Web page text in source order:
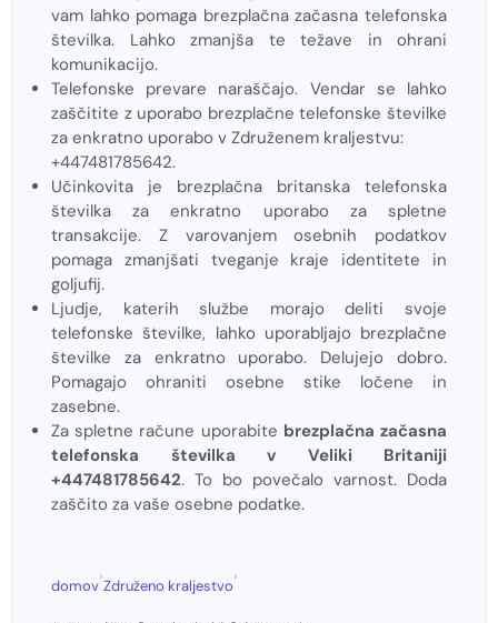
vam lahko pomaga brezplačna začasna telefonska
številka. Lahko zmanjša te težave in ohrani
komunikacijo.
Telefonske prevare naraščajo. Vendar se lahko
zaščitite z uporabo brezplačne telefonske številke
za enkratno uporabo v Združenem kraljestvu:
+447481785642.
Učinkovita je brezplačna britanska telefonska
številka za enkratno uporabo za spletne
transakcije. Z varovanjem osebnih podatkov
pomaga zmanjšati tveganje kraje identitete in
goljufij.
Ljudje, katerih službe morajo deliti svoje
telefonske številke, lahko uporabljajo brezplačne
številke za enkratno uporabo. Delujejo dobro.
Pomagajo ohraniti osebne stike ločene in
zasebne.
Za spletne račune uporabite brezplačna začasna
telefonska številka v Veliki Britaniji
+447481785642. To bo povečalo varnost. Doda
zaščito za vaše osebne podatke.
domov
›
Združeno kraljestvo
›